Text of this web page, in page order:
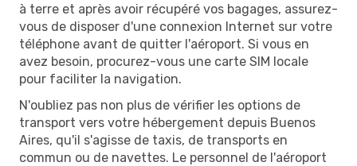
à terre et après avoir récupéré vos bagages, assurez-
vous de disposer d'une connexion Internet sur votre
téléphone avant de quitter l'aéroport. Si vous en
avez besoin, procurez-vous une carte SIM locale
pour faciliter la navigation.
N'oubliez pas non plus de vérifier les options de
transport vers votre hébergement depuis Buenos
Aires, qu'il s'agisse de taxis, de transports en
commun ou de navettes. Le personnel de l'aéroport